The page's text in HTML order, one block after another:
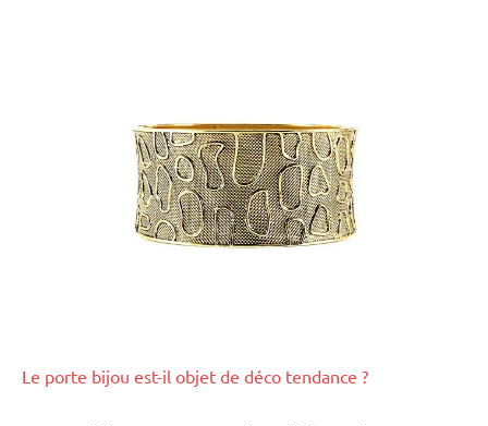
Le porte bijou est-il objet de déco tendance ?